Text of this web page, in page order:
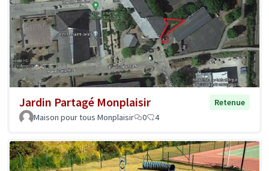
Jardin Partagé Monplaisir
Retenue
Maison pour tous Monplaisir
0 4